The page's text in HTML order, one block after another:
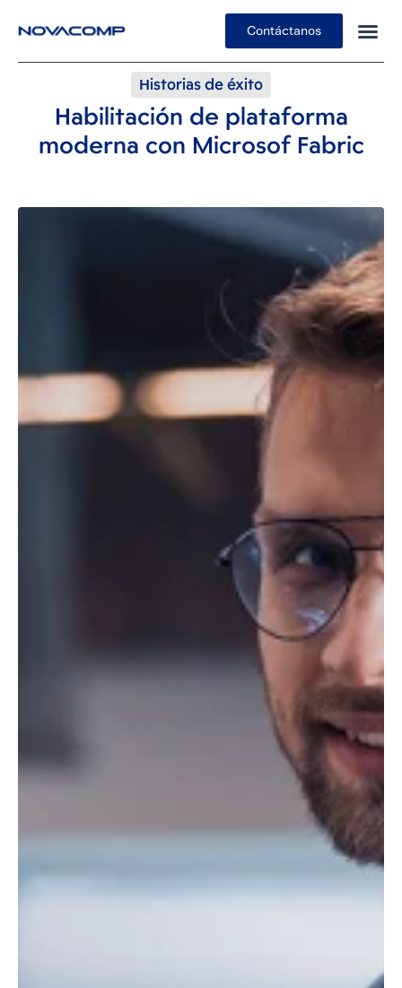
Contáctanos
Historias de éxito
Habilitación de plataforma
moderna con Microsof Fabric